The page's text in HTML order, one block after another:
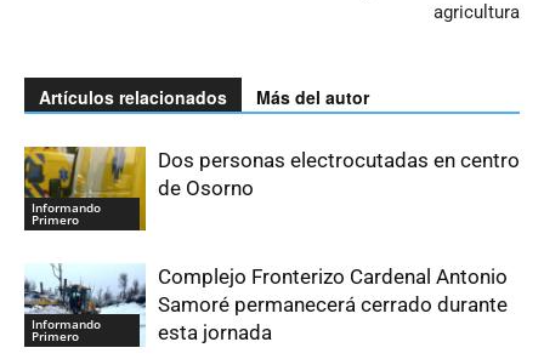
agricultura
Artículos relacionados Más del autor
Informando
Primero
Dos personas electrocutadas en centro
de Osorno
Informando
Primero
Complejo Fronterizo Cardenal Antonio
Samoré permanecerá cerrado durante
esta jornada